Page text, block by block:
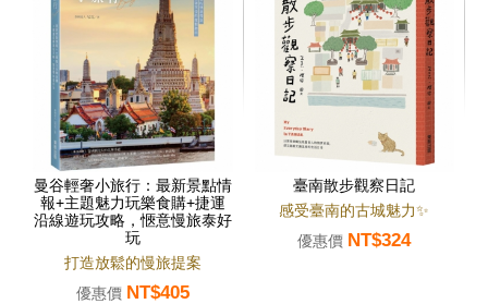
曼谷輕奢小旅行：最新景點情
報+主題魅力玩樂食購+捷運
沿線遊玩攻略，愜意慢旅泰好
玩
打造放鬆的慢旅提案
優惠價 NT$405
臺南散步觀察日記
感受臺南的古城魅力✨
優惠價 NT$324